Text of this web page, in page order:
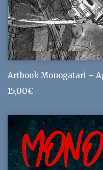
Artbook Monogatari –
15,00€